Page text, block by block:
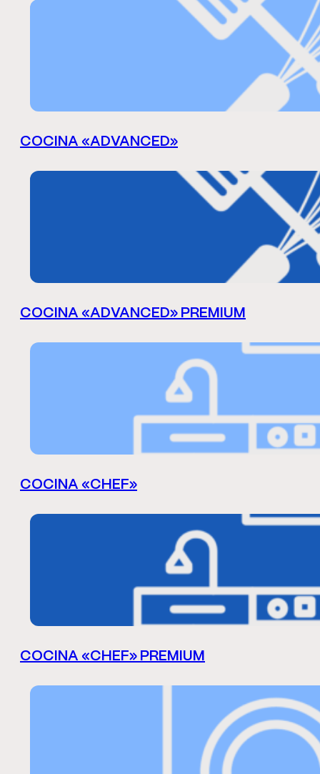
COCINA «ADVANCED»
COCINA «ADVANCED» PREMIUM
COCINA «CHEF»
COCINA «CHEF» PREMIUM